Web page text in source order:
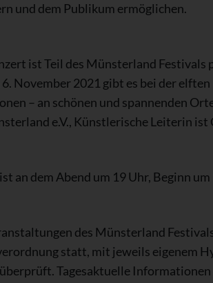
und dem Publikum ermöglichen.
ist Teil des Münsterland
6. November 2021 gibt es bei der
– an schönen und spannenden
e.V., Künstlerische Leiterin ist
an dem Abend um 19 Uhr, Beginn
des Münsterland
statt, mit jeweils eigenem
Tagesaktuelle